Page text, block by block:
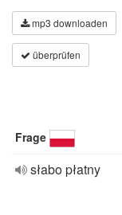
mp3 downloaden
überprüfen
Frage
słabo płatny